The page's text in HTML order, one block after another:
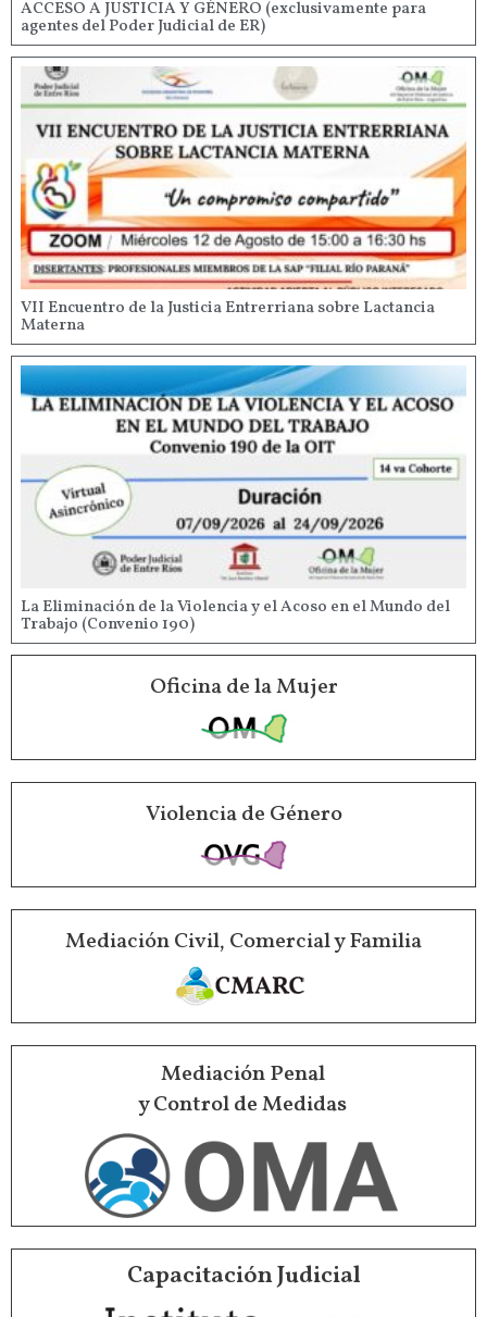
ACCESO A JUSTICIA Y GÉNERO (exclusivamente para
agentes del Poder Judicial de ER)
VII Encuentro de la Justicia Entrerriana sobre Lactancia
Materna
La Eliminación de la Violencia y el Acoso en el Mundo del
Trabajo (Convenio 190)
Oficina de la Mujer
Violencia de Género
Mediación Civil, Comercial y Familia
Mediación Penal
y Control de Medidas
Capacitación Judicial